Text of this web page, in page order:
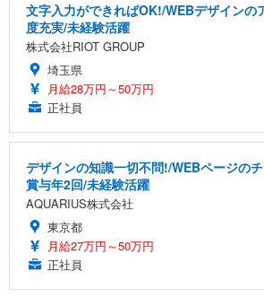
文字入力ができればOK!/WEBデザインの
度充実/未経験活躍
株式会社RIOT GROUP
埼玉県
月給28万円～50万円
正社員
デザインの知識一切不問!/WEBページの
賞与年2回/未経験活躍
AQUARIUS株式会社
東京都
月給27万円～50万円
正社員